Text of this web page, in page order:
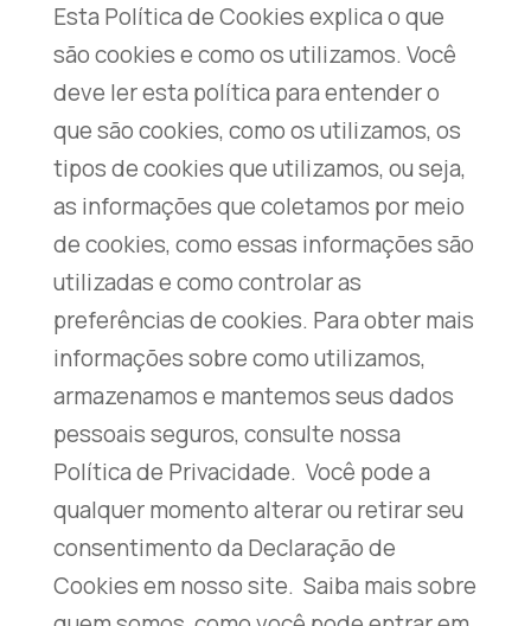
Esta Política de Cookies explica o que
são cookies e como os utilizamos. Você
deve ler esta política para entender o
que são cookies, como os utilizamos, os
tipos de cookies que utilizamos, ou seja,
as informações que coletamos por meio
de cookies, como essas informações são
utilizadas e como controlar as
preferências de cookies. Para obter mais
informações sobre como utilizamos,
armazenamos e mantemos seus dados
pessoais seguros, consulte nossa
Política de Privacidade. Você pode a
qualquer momento alterar ou retirar seu
consentimento da Declaração de
Cookies em nosso site. Saiba mais sobre